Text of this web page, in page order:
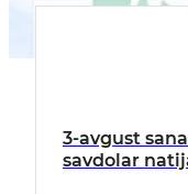
3-avgust
savdolar